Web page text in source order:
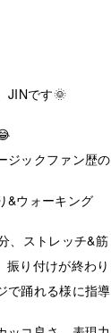
JINです🌞
ジックファン歴
&ウォーキング
、ストレッチ&筋
り付けが終わ
踊れる様に指導